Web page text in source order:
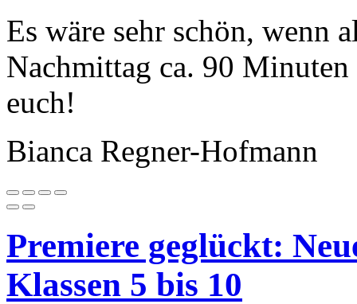
Es wäre sehr schön, wenn
Nachmittag ca. 90
euch!
Bianca Regner-Hofmann
Premiere geglückt:
Klassen 5 bis 10